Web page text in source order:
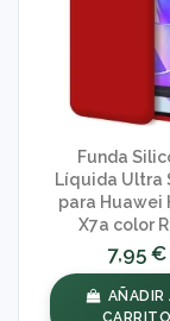
Funda
Líquida Ultra
para Huawei
X7a color
7,95 €
AÑADIR
CARRITO